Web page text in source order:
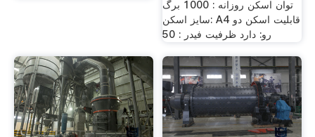
توان اسکن روزانه : 1000 برگ
سایز اسکن: A4 قابلیت اسکن دو
رو: دارد ظرفیت فیدر : 50